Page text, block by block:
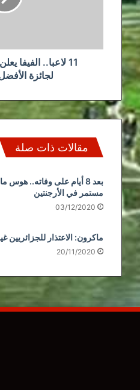
في
11 لاعبا.. الفيفا
لجائزة الأفضل
مقالات ذات صلة
بعد 8 أيام على وفاته.. هوس
مستمر في الأرجنتين
03/12/2020
ماكرون: الاعتذار للجزائريين
20/11/2020